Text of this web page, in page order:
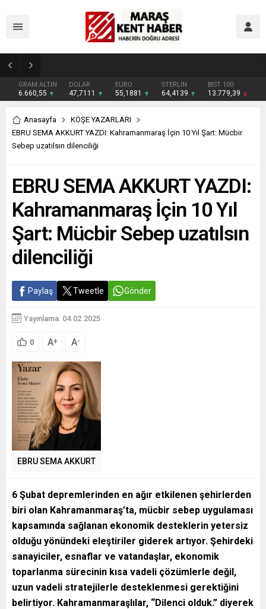
GRAM ALTIN
6.660,55
DOLAR
47,7111
EURO
55,1881
STERLİN
64,4139
BIST 100
13.779,39
Anasayfa
KÖŞE YAZARLARI
EBRU SEMA AKKURT YAZDI: Kahramanmaraş İçin 10 Yıl Şart: Mücbir
Sebep uzatılsın dilenciliği
EBRU SEMA AKKURT YAZDI:
Kahramanmaraş İçin 10 Yıl
Şart: Mücbir Sebep uzatılsın
dilenciliği
Paylaş Tweetle Gönder
Yayınlama: 04.02.2025
0 A+ A-
EBRU SEMA AKKURT
6 Şubat depremlerinden en ağır etkilenen şehirlerden
biri olan Kahramanmaraş’ta, mücbir sebep uygulaması
kapsamında sağlanan ekonomik desteklerin yetersiz
olduğu yönündeki eleştiriler giderek artıyor. Şehirdeki
sanayiciler, esnaflar ve vatandaşlar, ekonomik
toparlanma sürecinin kısa vadeli çözümlerle değil,
uzun vadeli stratejilerle desteklenmesi gerektiğini
belirtiyor. Kahramanmaraşlılar, “Dilenci olduk.” diyerek